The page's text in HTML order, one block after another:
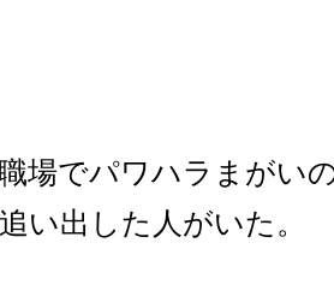
場でパワハラまがい
い出した人がいた。